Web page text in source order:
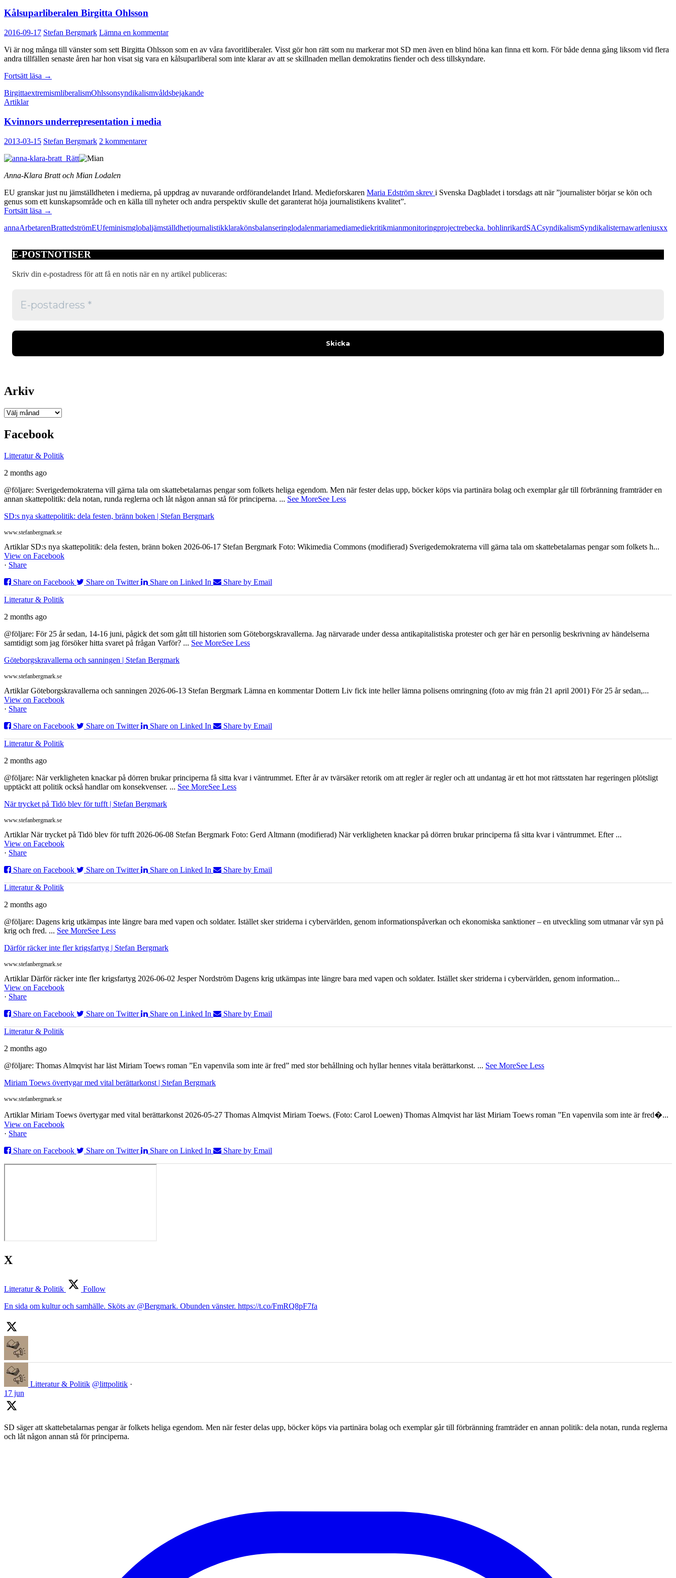
Kålsuparliberalen Birgitta Ohlsson
2016-09-17 Stefan Bergmark Lämna en kommentar
Vi är nog många till vänster som sett Birgitta Ohlsson som en av våra favoritliberaler. Visst gör hon rätt som nu markerar mot SD men även en blind höna kan finna ett korn. För både denna gång liksom vid flera
andra tillfällen senaste åren har hon visat sig vara en kålsuparliberal som inte klarar av att se skillnaden mellan demokratins fiender och dess tillskyndare.
Fortsätt läsa Kålsuparliberalen
Ohlsson
→
BirgittaextremismliberalismOhlssonsyndikalismvåldsbejakande
Artiklar
Kvinnors underrepresentation i media
2013-03-15 Stefan Bergmark 2 kommentarer
Anna-Klara Bratt och Mian Lodalen
EU granskar just nu jämställdheten i medierna, på uppdrag av nuvarande ordförandelandet Irland. Medieforskaren Maria Edström skrev i Svenska Dagbladet i torsdags att när ”journalister börjar se kön och
genus som ett kunskapsområde och en källa till nyheter och andra perspektiv skulle det garanterat höja journalistikens kvalitet”.
Fortsätt läsa Kvinnors
i
→
annaArbetarenBrattedströmEUfeminismglobaljämställdhetjournalistikklarakönsbalanseringlodalenmariamediamediekritikmianmonitoringprojectrebecka. bohlinrikardSACsyndikalismSyndikalisternawarleniusxx
E-POSTNOTISER
Skriv din e-postadress för att få en notis när en ny artikel publiceras:
Arkiv
Arkiv
Facebook
Litteratur & Politik
2 months ago
@följare: Sverigedemokraterna vill gärna tala om skattebetalarnas pengar som folkets heliga egendom. Men när fester delas upp, böcker köps via partinära bolag och exemplar går till förbränning framträder en
annan skattepolitik: dela notan, runda reglerna och låt någon annan stå för principerna. ... See MoreSee Less
SD:s nya skattepolitik: dela festen, bränn boken | Stefan Bergmark
www.stefanbergmark.se
Artiklar SD:s nya skattepolitik: dela festen, bränn boken 2026-06-17 Stefan Bergmark Foto: Wikimedia Commons (modifierad) Sverigedemokraterna vill gärna tala om skattebetalarnas pengar som folkets h...
View on Facebook
· Share
Share on Facebook
Share on Twitter Share on Linked In Share by Email
Litteratur & Politik
2 months ago
@följare: För 25 år sedan, 14-16 juni, pågick det som gått till historien som Göteborgskravallerna. Jag närvarade under dessa antikapitalistiska protester och ger här en personlig beskrivning av händelserna
samtidigt som jag försöker hitta svaret på frågan Varför? ... See MoreSee Less
Göteborgskravallerna och sanningen | Stefan Bergmark
www.stefanbergmark.se
Artiklar Göteborgskravallerna och sanningen 2026-06-13 Stefan Bergmark Lämna en kommentar Dottern Liv fick inte heller lämna polisens omringning (foto av mig från 21 april 2001) För 25 år sedan,...
View on Facebook
· Share
Share on Facebook
Share on Twitter Share on Linked In Share by Email
Litteratur & Politik
2 months ago
@följare: När verkligheten knackar på dörren brukar principerna få sitta kvar i väntrummet. Efter år av tvärsäker retorik om att regler är regler och att undantag är ett hot mot rättsstaten har regeringen plötsligt
upptäckt att politik också handlar om konsekvenser. ... See MoreSee Less
När trycket på Tidö blev för tufft | Stefan Bergmark
www.stefanbergmark.se
Artiklar När trycket på Tidö blev för tufft 2026-06-08 Stefan Bergmark Foto: Gerd Altmann (modifierad) När verkligheten knackar på dörren brukar principerna få sitta kvar i väntrummet. Efter ...
View on Facebook
· Share
Share on Facebook
Share on Twitter Share on Linked In Share by Email
Litteratur & Politik
2 months ago
@följare: Dagens krig utkämpas inte längre bara med vapen och soldater. Istället sker striderna i cybervärlden, genom informationspåverkan och ekonomiska sanktioner – en utveckling som utmanar vår syn på
krig och fred. ... See MoreSee Less
Därför räcker inte fler krigsfartyg | Stefan Bergmark
www.stefanbergmark.se
Artiklar Därför räcker inte fler krigsfartyg 2026-06-02 Jesper Nordström Dagens krig utkämpas inte längre bara med vapen och soldater. Istället sker striderna i cybervärlden, genom information...
View on Facebook
· Share
Share on Facebook
Share on Twitter Share on Linked In Share by Email
Litteratur & Politik
2 months ago
@följare: Thomas Almqvist har läst Miriam Toews roman ”En vapenvila som inte är fred” med stor behållning och hyllar hennes vitala berättarkonst. ... See MoreSee Less
Miriam Toews övertygar med vital berättarkonst | Stefan Bergmark
www.stefanbergmark.se
Artiklar Miriam Toews övertygar med vital berättarkonst 2026-05-27 Thomas Almqvist Miriam Toews. (Foto: Carol Loewen) Thomas Almqvist har läst Miriam Toews roman ”En vapenvila som inte är fred�...
View on Facebook
· Share
Share on Facebook
Share on Twitter Share on Linked In Share by Email
X
Litteratur & Politik
Follow
En sida om kultur och samhälle. Sköts av @Bergmark. Obunden vänster. https://t.co/FmRQ8pF7fa
Litteratur & Politik @littpolitik ·
17 jun
SD säger att skattebetalarnas pengar är folkets heliga egendom. Men när fester delas upp, böcker köps via partinära bolag och exemplar går till förbränning framträder en annan politik: dela notan, runda reglerna
och låt någon annan stå för principerna.